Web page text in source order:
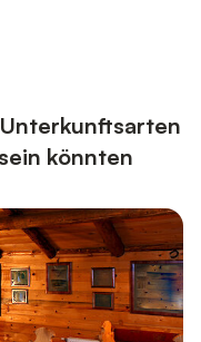
bietet ein
könnten